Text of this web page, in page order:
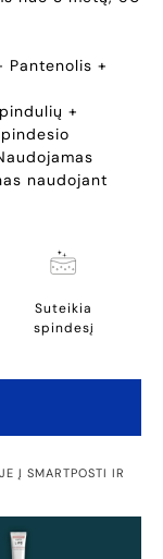
Pantenolis +
+
naudojant
Suteikia
spindesį
Į SMARTPOSTI IR